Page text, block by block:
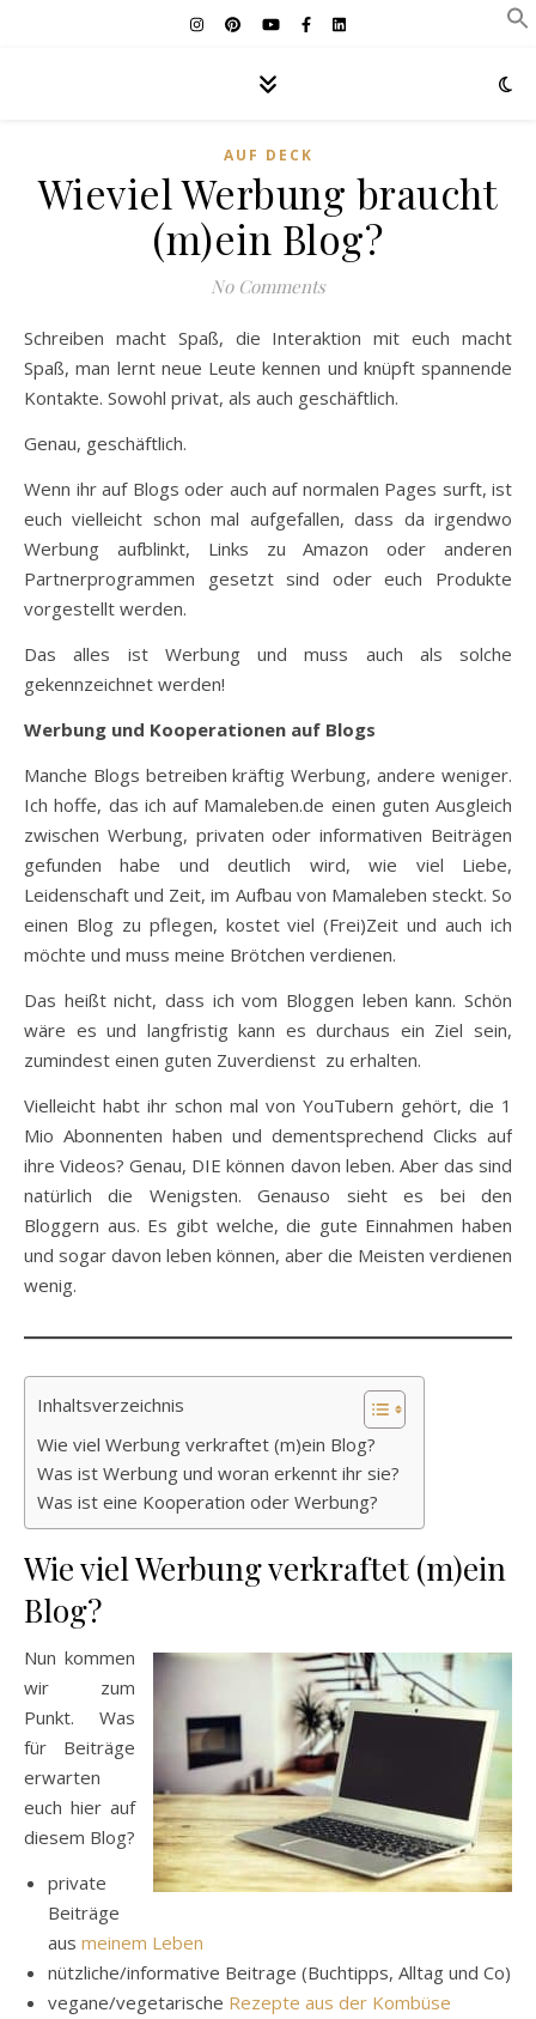
AUF DECK
Wieviel Werbung braucht
(m)ein Blog?
No Comments
Schreiben macht Spaß, die Interaktion mit euch macht
Spaß, man lernt neue Leute kennen und knüpft spannende
Kontakte. Sowohl privat, als auch geschäftlich.
Genau, geschäftlich.
Wenn ihr auf Blogs oder auch auf normalen Pages surft, ist
euch vielleicht schon mal aufgefallen, dass da irgendwo
Werbung aufblinkt, Links zu Amazon oder anderen
Partnerprogrammen gesetzt sind oder euch Produkte
vorgestellt werden.
Das alles ist Werbung und muss auch als solche
gekennzeichnet werden!
Werbung und Kooperationen auf Blogs
Manche Blogs betreiben kräftig Werbung, andere weniger.
Ich hoffe, das ich auf Mamaleben.de einen guten Ausgleich
zwischen Werbung, privaten oder informativen Beiträgen
gefunden habe und deutlich wird, wie viel Liebe,
Leidenschaft und Zeit, im Aufbau von Mamaleben steckt. So
einen Blog zu pflegen, kostet viel (Frei)Zeit und auch ich
möchte und muss meine Brötchen verdienen.
Das heißt nicht, dass ich vom Bloggen leben kann. Schön
wäre es und langfristig kann es durchaus ein Ziel sein,
zumindest einen guten Zuverdienst zu erhalten.
Vielleicht habt ihr schon mal von YouTubern gehört, die 1
Mio Abonnenten haben und dementsprechend Clicks auf
ihre Videos? Genau, DIE können davon leben. Aber das sind
natürlich die Wenigsten. Genauso sieht es bei den
Bloggern aus. Es gibt welche, die gute Einnahmen haben
und sogar davon leben können, aber die Meisten verdienen
wenig.
Inhaltsverzeichnis
Wie viel Werbung verkraftet (m)ein Blog?
Was ist Werbung und woran erkennt ihr sie?
Was ist eine Kooperation oder Werbung?
Wie viel Werbung verkraftet (m)ein
Blog?
Nun kommen
wir zum
Punkt. Was
für Beiträge
erwarten
euch hier auf
diesem Blog?
private
Beiträge
aus meinem Leben
nützliche/informative Beitrage (Buchtipps, Alltag und Co)
vegane/vegetarische Rezepte aus der Kombüse